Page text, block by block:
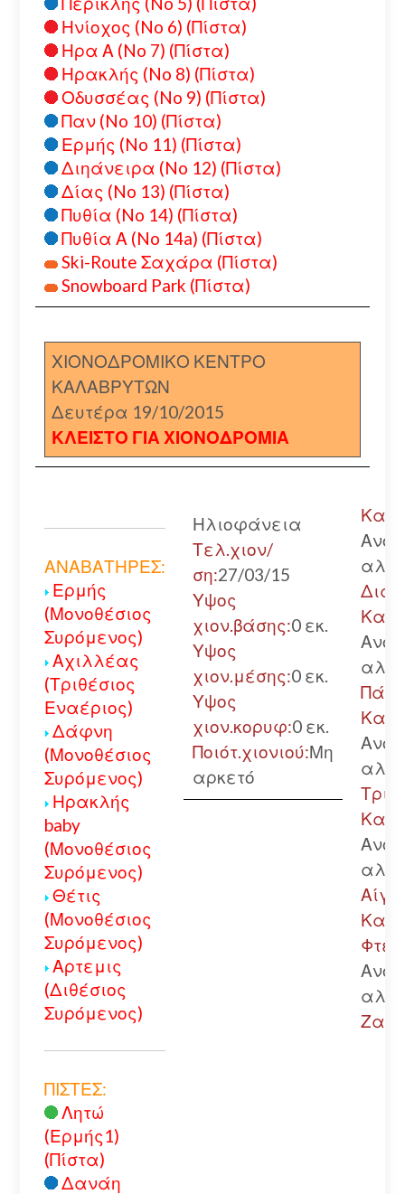
Ηνίοχος (No 6) (Πίστα)
Ηρα Α (No 7) (Πίστα)
Ηρακλής (No 8) (Πίστα)
Οδυσσέας (No 9) (Πίστα)
Παν (No 10) (Πίστα)
Ερμής (No 11) (Πίστα)
Διηάνειρα (No 12) (Πίστα)
Δίας (No 13) (Πίστα)
Πυθία (No 14) (Πίστα)
Πυθία Α (No 14a) (Πίστα)
Ski-Route Σαχάρα (Πίστα)
Snowboard Park (Πίστα)
ΧΙΟΝΟΔΡΟΜΙΚΟ ΚΕΝΤΡΟ
ΚΑΛΑΒΡΥΤΩΝ
Δευτέρα 19/10/2015
ΚΛΕΙΣΤΟ ΓΙΑ ΧΙΟΝΟΔΡΟΜΙΑ
ΑΝΑΒΑΤΗΡΕΣ:
Ερμής
(Μονοθέσιος
Συρόμενος)
Αχιλλέας
(Τριθέσιος
Εναέριος)
Δάφνη
(Μονοθέσιος
Συρόμενος)
Ηρακλής
baby
(Μονοθέσιος
Συρόμενος)
Θέτις
(Μονοθέσιος
Συρόμενος)
Αρτεμις
(Διθέσιος
Συρόμενος)
ΠΙΣΤΕΣ:
Λητώ
(Ερμής1)
(Πίστα)
Δανάη
Ηλιοφάνεια
Τελ.χιον/
ση:27/03/15
Υψος
χιον.βάσης:0 εκ.
Υψος
χιον.μέσης:0 εκ.
Υψος
χιον.κορυφ:0 εκ.
Ποιότ.χιονιού:Μη
αρκετό